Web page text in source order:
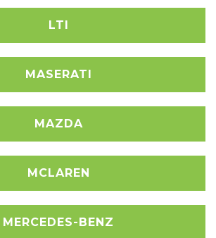
LTI
MASERATI
MAZDA
MCLAREN
MERCEDES-BENZ